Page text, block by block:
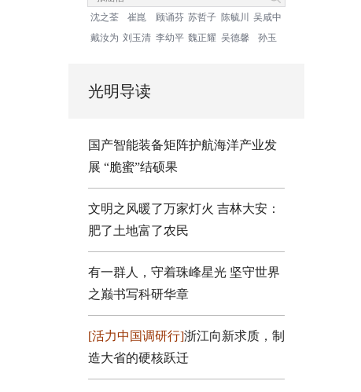
沈之荃 崔崑 顾诵芬 苏哲子 陈毓川
吴咸中
戴汝为 刘玉清 李幼平 魏正耀 吴德馨 孙玉
光明导读
国产智能装备矩阵护航海洋产业发
展 “脆蜜”结硕果
文明之风暖了万家灯火 吉林大安：
肥了土地富了农民
有一群人，守着珠峰星光 坚守世界
之巅书写科研华章
[活力中国调研行]浙江向新求质，制
造大省的硬核跃迁